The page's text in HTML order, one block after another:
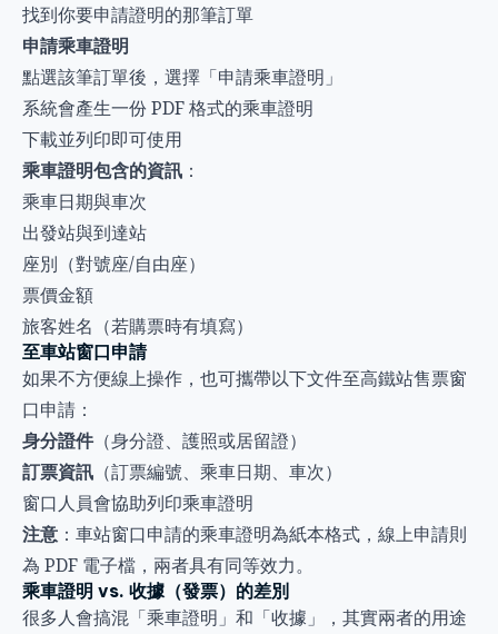
找到你要申請證明的那筆訂單
申請乘車證明
點選該筆訂單後，選擇「申請乘車證明」
系統會產生一份 PDF 格式的乘車證明
下載並列印即可使用
乘車證明包含的資訊 ：
乘車日期與車次
出發站與到達站
座別（對號座/自由座）
票價金額
旅客姓名（若購票時有填寫）
至車站窗口申請
如果不方便線上操作，也可攜帶以下文件至高鐵站售票窗
口申請：
身分證件（身分證、護照或居留證）
訂票資訊 （訂票編號、乘車日期、車次）
窗口人員會協助列印乘車證明
注意 ：車站窗口申請的乘車證明為紙本格式，線上申請則
為 PDF 電子檔，兩者具有同等效力。
乘車證明 vs. 收據（發票）的差別
很多人會搞混「乘車證明」和「收據」，其實兩者的用途